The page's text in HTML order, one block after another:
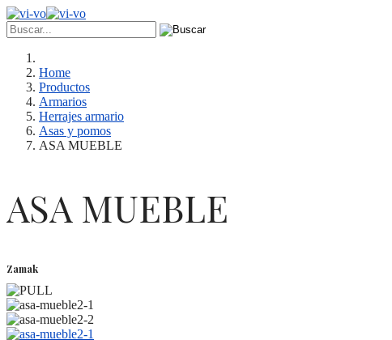
Home
Productos
Armarios
Herrajes armario
Asas y pomos
ASA MUEBLE
ASA MUEBLE
Zamak